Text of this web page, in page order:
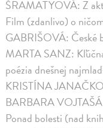
ŠRAMATYOVÁ: Z
Film (zdanlivo) o
GABRIŠOVÁ: České
MARTA SANZ:
poézia dnešnej
KRISTÍNA
BARBARA
Ponad bolesti (nad